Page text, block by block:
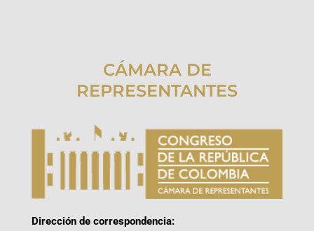
CÁMARA DE
REPRESENTANTES
Dirección de correspondencia: